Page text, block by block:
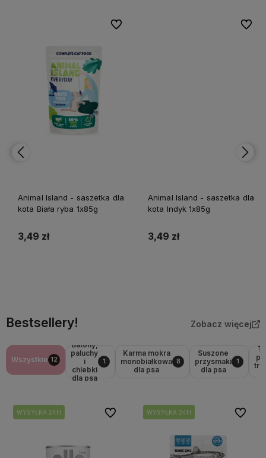
Animal Island - saszetka dla
kota Biała ryba 1x85g
3,49 zł
Do ulubionych
Do ulubionych
Animal Island - saszetka dla
kota Indyk 1x85g
3,49 zł
Do
Do
Bestsellery! Zobacz więcej
Wszystkie 12
Batony,
paluchy
i
chlebki
dla psa
1
Karma mokra
monobiałkowa
dla psa
8
Suszone
przysmaki
dla psa
1
WYSYŁKA 24H Do ulubionychWYSYŁKA 24H
WYSYŁKA 24H Do